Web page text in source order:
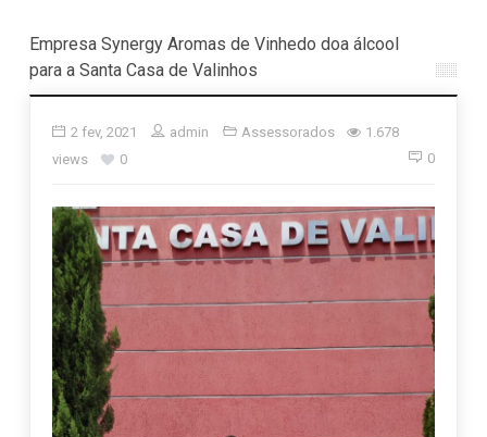
Empresa Synergy Aromas de Vinhedo doa álcool
para a Santa Casa de Valinhos
2 fev, 2021 admin Assessorados
1.678
views
0 0